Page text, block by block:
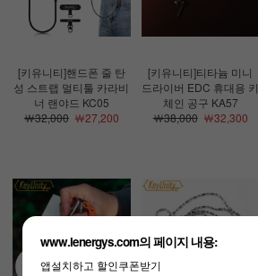
[키유니티]핸드폰 줄 탄
성 스트랩 멀티툴 카라비
너 랜야드 KC05
￦32,000￦27,200
[키유니티]티타늄 미니
드라이버 EDC 휴대용 키
체인 공구 KA57
￦38,000￦32,300
www.lenergys.com의 페이지 내용:
앱설치하고 할인쿠폰받기